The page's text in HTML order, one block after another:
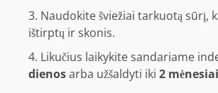
Naudokite šviežiai tarkuotą sūrį,
ištirptų ir skonis.
Likučius laikykite sandariame
dienosarba užšaldyti iki 2 mėnesiai